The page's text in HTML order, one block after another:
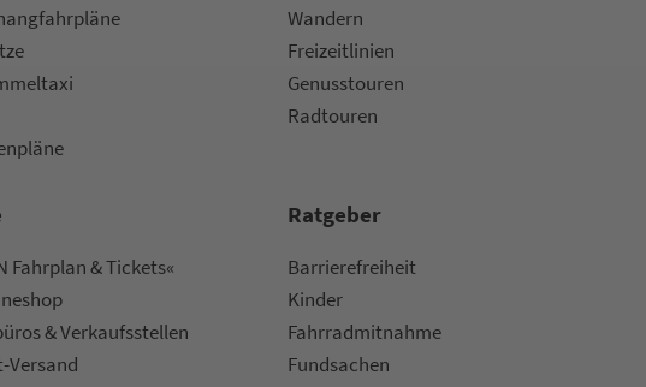
Wandern
Frei­zeit­li­ni­en
Genusstouren
Radtouren
Fahrplan & Tickets«
& Ver­kaufs­stel­len
Versand
Rat­ge­ber
Bar­ri­e­re­frei­heit
Kinder
Fahr­rad­mit­nah­me
Fund­sachen